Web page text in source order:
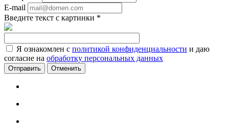
E-mail
Введите текст с картинки *
Я ознакомлен с политикой конфиденциальности и даю
согласие на обработку персональных данных
Отменить